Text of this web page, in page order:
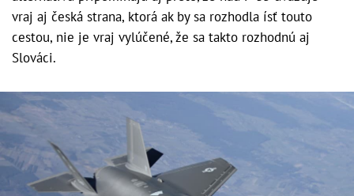
vraj aj česká strana, ktorá ak by sa rozhodla ísť touto
cestou, nie je vraj vylúčené, že sa takto rozhodnú aj
Slováci.